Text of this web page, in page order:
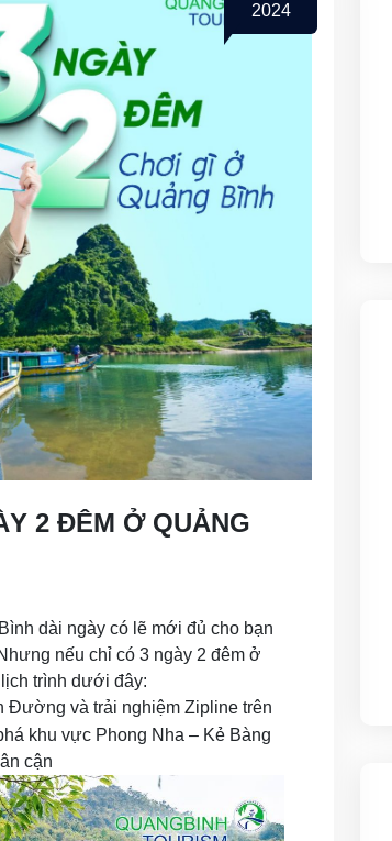
2024
2 ĐÊM Ở QUẢNG
dài ngày có lẽ mới đủ cho bạn
nếu chỉ có 3 ngày 2 đêm ở
trình dưới đây:
Đường và trải nghiệm Zipline trên
khu vực Phong Nha – Kẻ Bàng
cận